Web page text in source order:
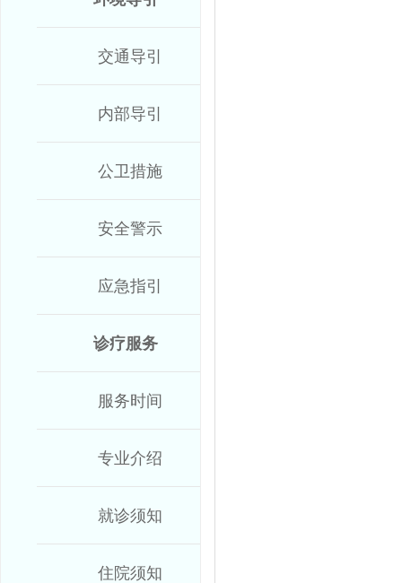
交通导引
内部导引
公卫措施
安全警示
应急指引
诊疗服务
服务时间
专业介绍
就诊须知
住院须知